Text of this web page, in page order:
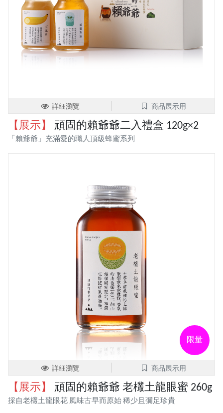
詳細瀏覽 商品展示用
【展示】 頑固的賴爺爺二入禮盒 120g×2
「賴爺爺」充滿愛的職人頂級蜂蜜系列
限量
詳細瀏覽 商品展示用
【展示】 頑固的賴爺爺 老欉土龍眼蜜 260g
採自老欉土龍眼花 風味古早而原始 稀少且彌足珍貴